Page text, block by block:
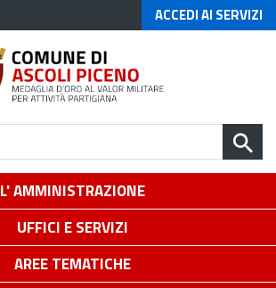
ACCEDI AI SERVIZI
L' AMMINISTRAZIONE
UFFICI E SERVIZI
AREE TEMATICHE